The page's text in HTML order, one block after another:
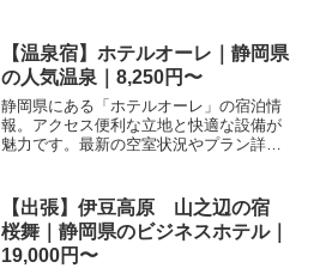
【温泉宿】ホテルオーレ｜静岡県
の人気温泉｜8,250円〜
静岡県にある「ホテルオーレ」の宿泊情
報。アクセス便利な立地と快適な設備が
魅力です。最新の空室状況やプラン詳細
【出張】伊豆高原 山之辺の宿
桜舞｜静岡県のビジネスホテル｜
19,000円〜